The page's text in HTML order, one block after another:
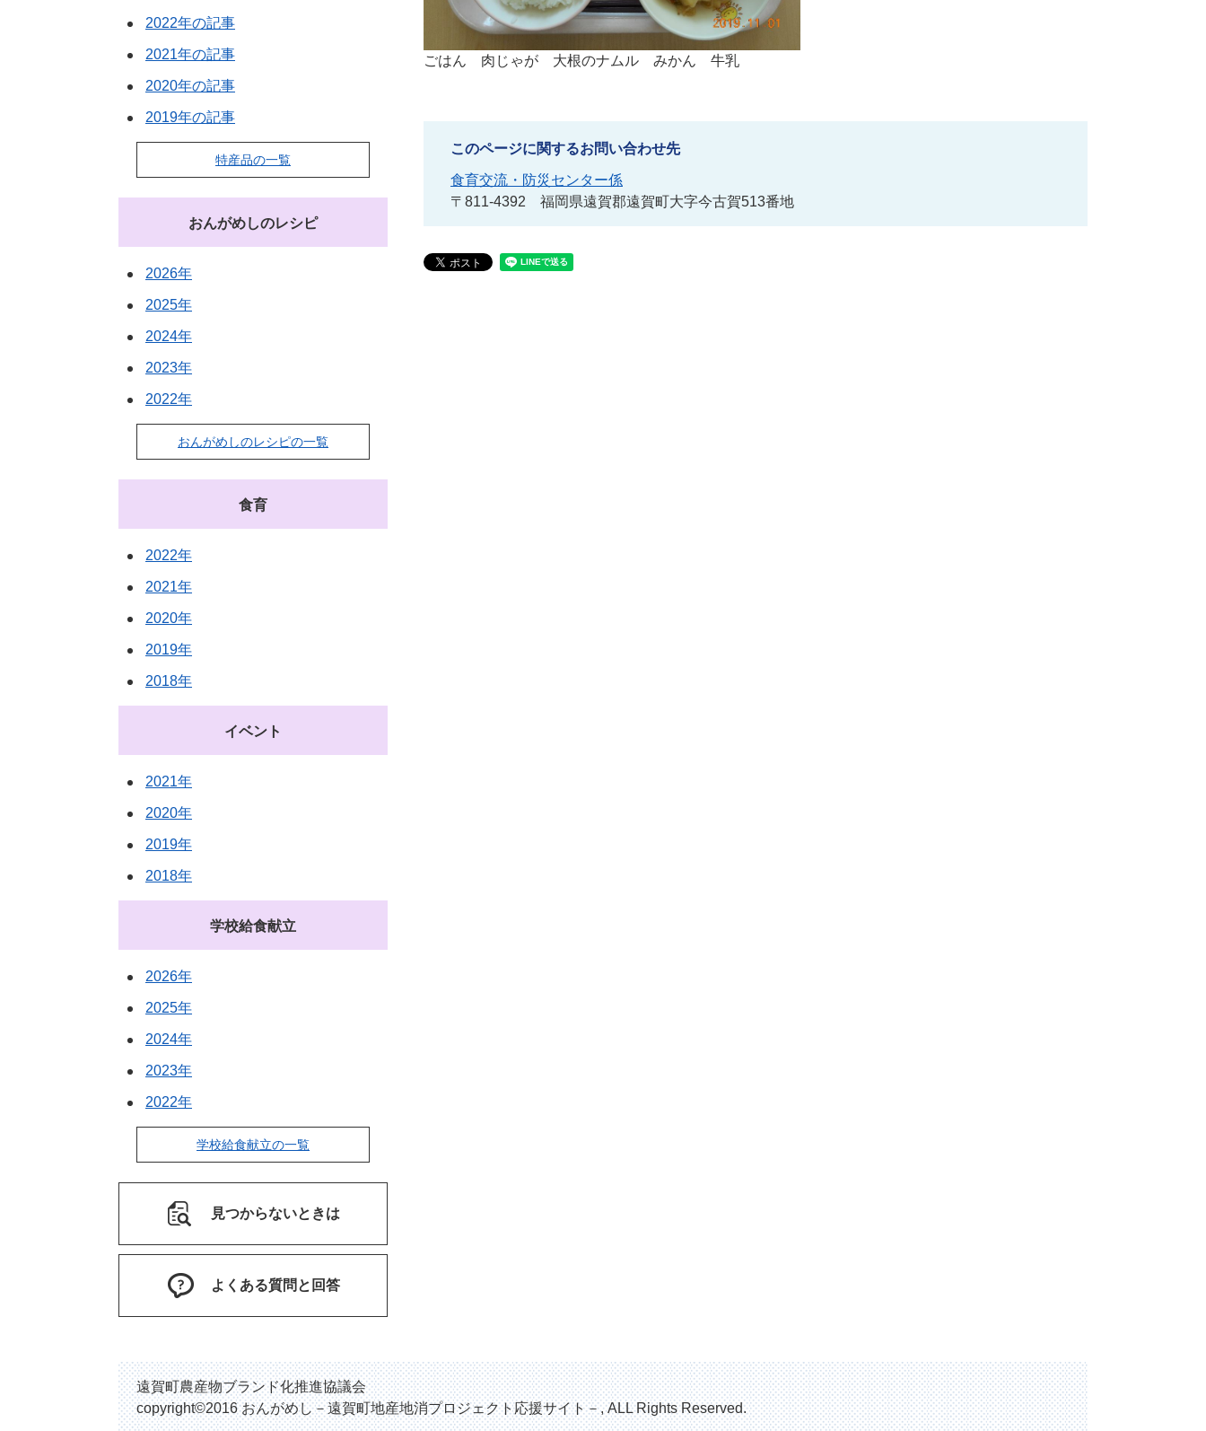
ごはん 肉じゃが 大根のナムル みかん 牛乳
このページに関するお問い合わせ先
食育交流・防災センター係
〒811-4392
福岡県遠賀郡遠賀町大字今古賀513番地
2022年の記事
2021年の記事
2020年の記事
2019年の記事
特産品の一覧
おんがめしのレシピ
2026年
2025年
2024年
2023年
2022年
おんがめしのレシピの一覧
食育
2022年
2021年
2020年
2019年
2018年
イベント
2021年
2020年
2019年
2018年
学校給食献立
2026年
2025年
2024年
2023年
2022年
学校給食献立の一覧
見つからないときは
よくある質問と回答
遠賀町農産物ブランド化推進協議会
copyright©2016 おんがめし－遠賀町地産地消プロジェクト応援サイト－, ALL Rights Reserved.